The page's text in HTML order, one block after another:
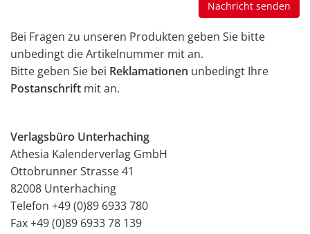
Bei Fragen zu unseren Produkten geben Sie bitte
unbedingt die Artikelnummer mit an.
Bitte geben Sie bei Reklamationen unbedingt Ihre
Postanschrift mit an.
Verlagsbüro Unterhaching
Athesia Kalenderverlag GmbH
Ottobrunner Strasse 41
82008 Unterhaching
Telefon +49 (0)89 6933 780
Fax +49 (0)89 6933 78 139